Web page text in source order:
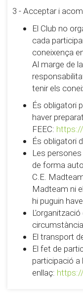
3 - Acceptar i
El Club no
cada
coneixença
Al marge de
tenir els
És obligatori
haver
FEEC:
És obligatori
Les
de forma
C.E.
Madteam ni
hi puguin
El transport
El fet de
participació
enllaç: